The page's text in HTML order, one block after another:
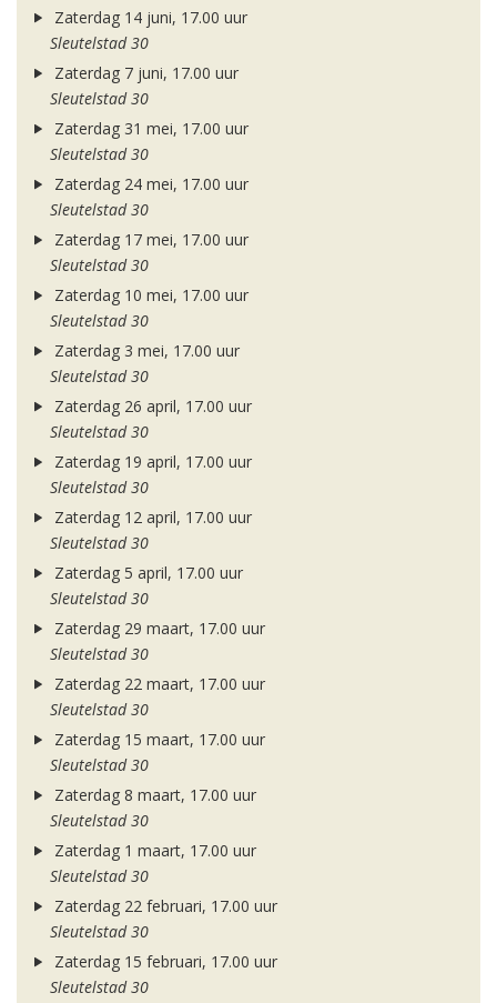
Zaterdag 14 juni, 17.00 uur
Sleutelstad 30
Zaterdag 7 juni, 17.00 uur
Sleutelstad 30
Zaterdag 31 mei, 17.00 uur
Sleutelstad 30
Zaterdag 24 mei, 17.00 uur
Sleutelstad 30
Zaterdag 17 mei, 17.00 uur
Sleutelstad 30
Zaterdag 10 mei, 17.00 uur
Sleutelstad 30
Zaterdag 3 mei, 17.00 uur
Sleutelstad 30
Zaterdag 26 april, 17.00 uur
Sleutelstad 30
Zaterdag 19 april, 17.00 uur
Sleutelstad 30
Zaterdag 12 april, 17.00 uur
Sleutelstad 30
Zaterdag 5 april, 17.00 uur
Sleutelstad 30
Zaterdag 29 maart, 17.00 uur
Sleutelstad 30
Zaterdag 22 maart, 17.00 uur
Sleutelstad 30
Zaterdag 15 maart, 17.00 uur
Sleutelstad 30
Zaterdag 8 maart, 17.00 uur
Sleutelstad 30
Zaterdag 1 maart, 17.00 uur
Sleutelstad 30
Zaterdag 22 februari, 17.00 uur
Sleutelstad 30
Zaterdag 15 februari, 17.00 uur
Sleutelstad 30